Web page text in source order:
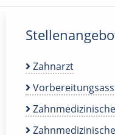
Zahnarzt